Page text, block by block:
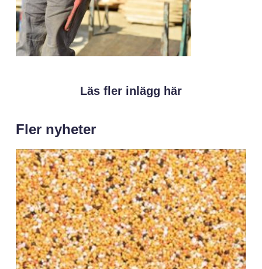
Läs fler inlägg här
Fler nyheter